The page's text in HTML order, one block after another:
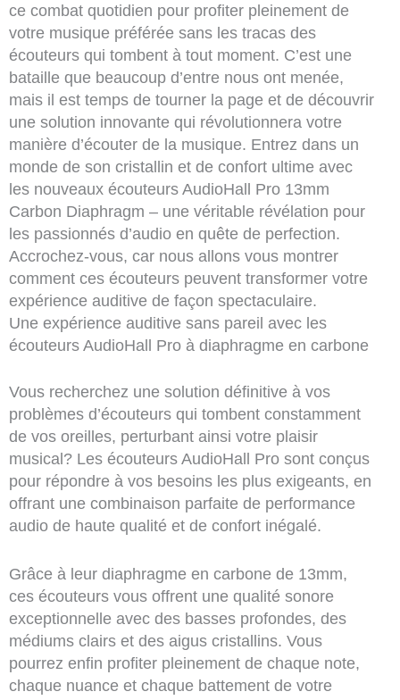
ce combat quotidien pour profiter pleinement de
votre musique préférée sans les tracas des
écouteurs qui tombent à tout moment. C’est une
bataille que beaucoup d’entre nous ont menée,
mais il est temps de tourner la page et de découvrir
une solution innovante qui révolutionnera votre
manière d’écouter de la musique. Entrez dans un
monde de son cristallin et de confort ultime avec
les nouveaux écouteurs AudioHall Pro 13mm
Carbon Diaphragm – une véritable révélation pour
les passionnés d’audio en quête de perfection.
Accrochez-vous, car nous allons vous montrer
comment ces écouteurs peuvent transformer votre
expérience auditive de façon spectaculaire.
Une expérience auditive sans pareil avec les
écouteurs AudioHall Pro à diaphragme en carbone
Vous recherchez une solution définitive à vos
problèmes d’écouteurs qui tombent constamment
de vos oreilles, perturbant ainsi votre plaisir
musical? Les écouteurs AudioHall Pro sont conçus
pour répondre à vos besoins les plus exigeants, en
offrant une combinaison parfaite de performance
audio de haute qualité et de confort inégalé.
Grâce à leur diaphragme en carbone de 13mm,
ces écouteurs vous offrent une qualité sonore
exceptionnelle avec des basses profondes, des
médiums clairs et des aigus cristallins. Vous
pourrez enfin profiter pleinement de chaque note,
chaque nuance et chaque battement de votre